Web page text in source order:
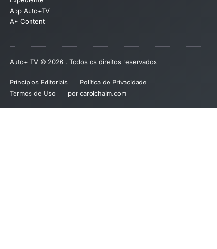
App Auto+TV
A+ Content
Auto+ TV © 2026 . Todos os direitos reservados
Princípios Editoriais
Política de Privacidade
Termos de Uso
por carolchaim.com